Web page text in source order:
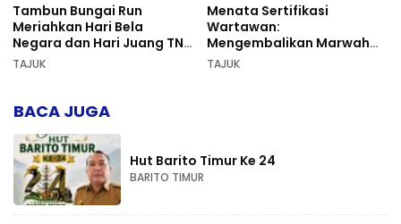
Tambun Bungai Run
Meriahkan Hari Bela
Negara dan Hari Juang TNI
AD di Palangka Raya
TAJUK
Menata Sertifikasi
Wartawan:
Mengembalikan Marwah
Pers dan Keadilan
TAJUK
BACA JUGA
Hut Barito Timur Ke 24
BARITO TIMUR